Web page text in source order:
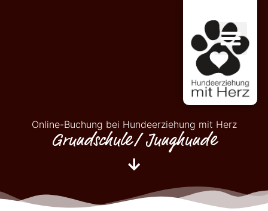
Online-Buchung bei Hundeerziehung mit Herz
Grundschule/ Junghunde